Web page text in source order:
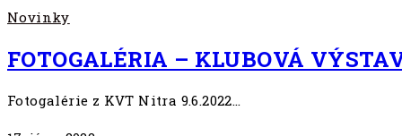
Novinky
FOTOGALÉRIA – KLUBOVÁ
Fotogalérie z KVT Nitra 9.6.2022…